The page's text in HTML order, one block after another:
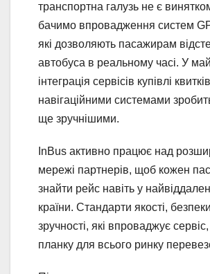
транспортна галузь не є
бачимо впровадження систем
які дозволяють пасажирам
автобуса в реальному часі. У
інтеграція сервісів купівлі
навігаційними системами
ще зручнішими.
InBus активно працює над
мережі партнерів, щоб кожен
знайти рейс навіть у
країни. Стандарти якості,
зручності, які впроваджує
планку для всього ринку